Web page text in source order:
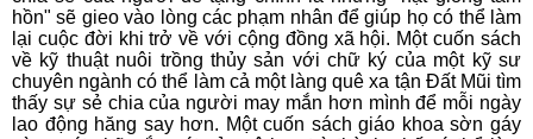
hồn" sẽ gieo vào lòng các phạm nhân để giúp họ có thể làm
lại cuộc đời khi trở về với cộng đồng xã hội. Một cuốn sách
về kỹ thuật nuôi trồng thủy sản với chữ ký của một kỹ sư
chuyên ngành có thể làm cả một làng quê xa tận Đất Mũi tìm
thấy sự sẻ chia của người may mắn hơn mình để mỗi ngày
lao động hăng say hơn. Một cuốn sách giáo khoa sờn gáy